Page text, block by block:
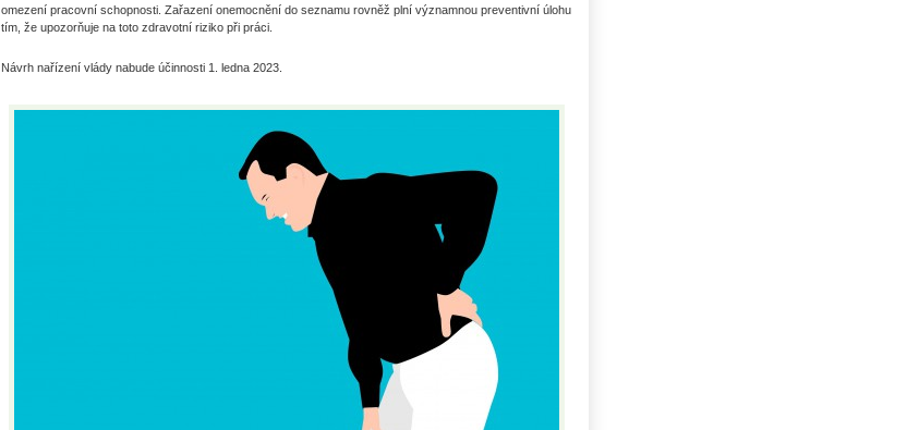
omezení pracovní schopnosti. Zařazení onemocnění do seznamu rovněž plní významnou preventivní úlohu
tím, že upozorňuje na toto zdravotní riziko při práci.
Návrh nařízení vlády nabude účinnosti 1. ledna 2023.